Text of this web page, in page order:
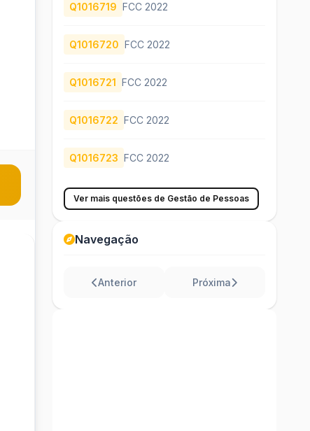
Q1016719 FCC 2022
Q1016720 FCC 2022
Q1016721 FCC 2022
Q1016722 FCC 2022
Q1016723 FCC 2022
Ver mais questões de Gestão de Pessoas
Navegação
Anterior Próxima